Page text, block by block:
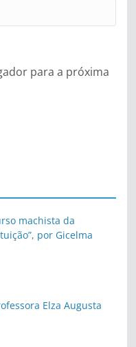
para a próxima
machista da
por Gicelma
Elza Augusta